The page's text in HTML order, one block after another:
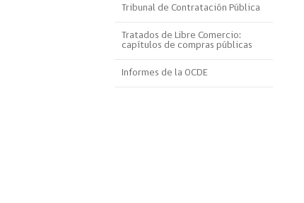
Tribunal de Contratación Pública
Tratados de Libre Comercio:
capítulos de compras públicas
Informes de la OCDE